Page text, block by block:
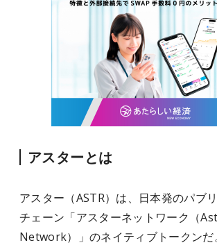
アスターとは
アスター（ASTR）は、日本発のパブ
チェーン「アスターネットワーク（
Network）」のネイティブトークンだ